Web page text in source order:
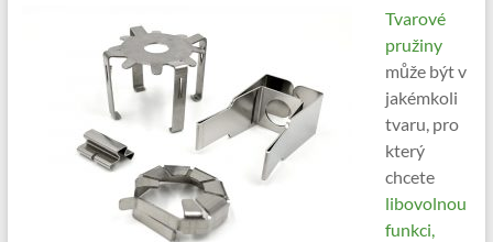
Tvarové
pružiny
může být v
jakémkoli
tvaru, pro
který
chcete
libovolnou
funkci,